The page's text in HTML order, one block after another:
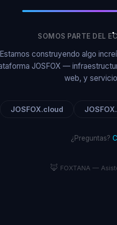
SOMOS PARTE DEL
Estamos construyendo algo
JOSFOX —
web, y
JOSFOX.cloud
¿Preguntas?
🦊 FOXTANA —